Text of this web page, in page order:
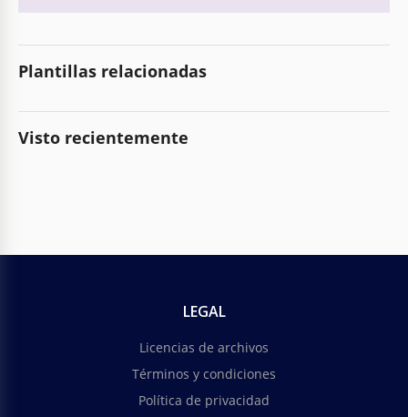
Plantillas relacionadas
Visto recientemente
LEGAL
Licencias de archivos
Términos y condiciones
Política de privacidad